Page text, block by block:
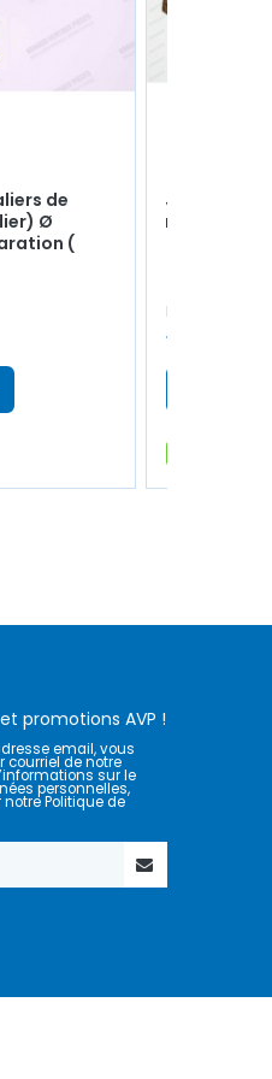
de
Ø
(
Joint liège
moteur
Référence:
10,00 €
promotions AVP !
email, vous
courriel de notre
sur le
personnelles,
Politique de